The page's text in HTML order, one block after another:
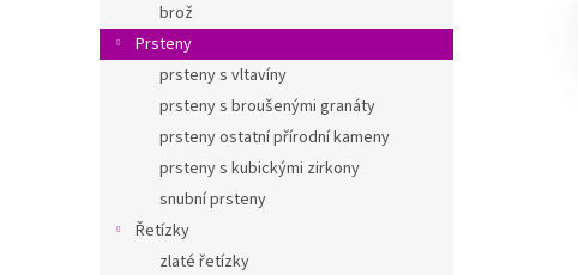
e
l
brož
Prsteny
prsteny s vltavíny
prsteny s broušenými granáty
prsteny ostatní přírodní kameny
prsteny s kubickými zirkony
snubní prsteny
Řetízky
zlaté řetízky